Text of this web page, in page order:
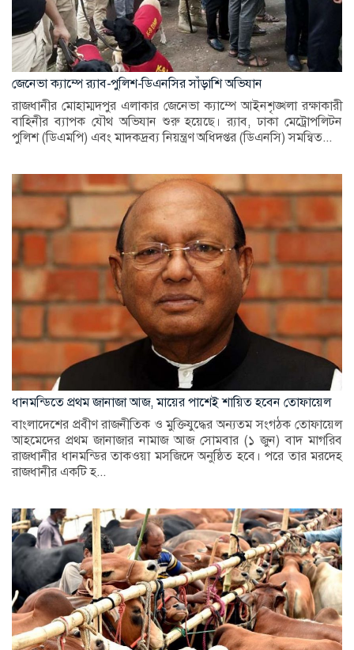
জেনেভা ক্যাম্পে র‍্যাব-পুলিশ-ডিএনসির সাঁড়াশি অভিযান
রাজধানীর মোহাম্মদপুর এলাকার জেনেভা ক্যাম্পে আইনশৃঙ্খলা রক্ষাকারী
বাহিনীর ব্যাপক যৌথ অভিযান শুরু হয়েছে। র‍্যাব, ঢাকা মেট্রোপলিটন
পুলিশ (ডিএমপি) এবং মাদকদ্রব্য নিয়ন্ত্রণ অধিদপ্তর (ডিএনসি) সমন্বিত...
ধানমন্ডিতে প্রথম জানাজা আজ, মায়ের পাশেই শায়িত হবেন তোফায়েল
বাংলাদেশের প্রবীণ রাজনীতিক ও মুক্তিযুদ্ধের অন্যতম সংগঠক তোফায়েল
আহমেদের প্রথম জানাজার নামাজ আজ সোমবার (১ জুন) বাদ মাগরিব
রাজধানীর ধানমন্ডির তাকওয়া মসজিদে অনুষ্ঠিত হবে। পরে তার মরদেহ
রাজধানীর একটি হ...